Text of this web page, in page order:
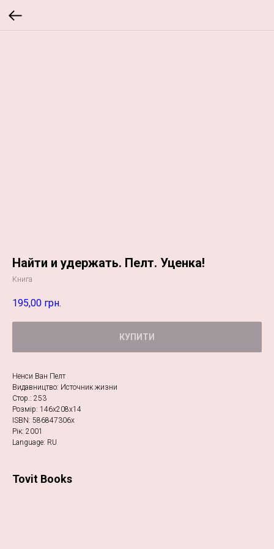
Найти и удержать. Пелт. Уценка!
Книга
195,00 грн.
КУПИТИ
Ненси Ван Пелт
Видавництво: Источник жизни
Стор.: 253
Розмір: 146х208х14
ISBN: 586847306х
Рік: 2001
Language: RU
Tovit Books